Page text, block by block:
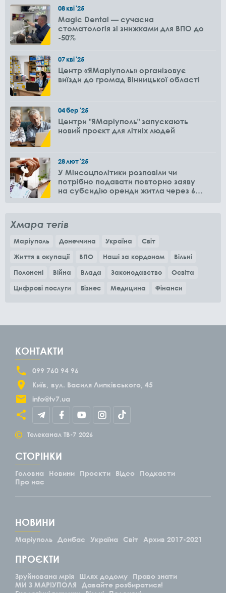
08кві'25
Magic Dental — сучасна
стоматологія зі знижками для ВПО до
-50%
07кві'25
Центр «ЯМаріуполь» організовує
виїзди до громад Вінницької області
04бер'25
Центри "ЯМаріуполь" запускають
новий проєкт для літніх людей
28лют'25
У Мінсоцполітики розповіли чи
потрібно подавати повторно заяву
на субсидію оренди житла через 6
Хмара тегів
Маріуполь Донеччина Україна
Світ
Життя в окупації
ВПО Наші за кордоном
Вільні
Полонені
Війна Влада Законодавство
Освіта
Цифрові послуги
Бізнес Медицина Фінанси
КОНТАКТИ
099 760 94 96
Київ
вул. Василя Липківського, 45
info@tv7.ua
© Телеканал ТВ-7 2026
СТОРІНКИ
Головна Новини Проєкти Відео
Подкасти
Про нас
НОВИНИ
Маріуполь Донбас Україна Світ Архив 2017-2021
ПРОЄКТИ
Зруйнована мрія Шлях додому
Право знати
МИ З МАРІУПОЛЯ
Давайте розбиратися!